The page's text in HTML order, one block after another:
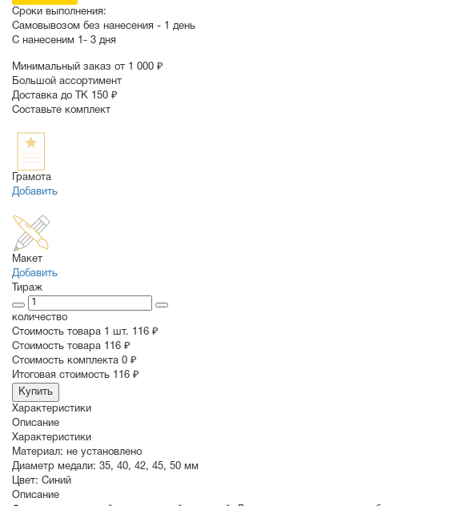
Сроки выполнения:
Самовывозом без нанесения - 1 день
С нанесеним 1- 3 дня
Минимальный заказ от 1 000 ₽
Большой ассортимент
Доставка до ТК 150 ₽
Составьте комплект
Грамота
Добавить
Макет
Добавить
Тираж
количество
Стоимость товара 1 шт. 116 ₽
Cтоимость товара 116 ₽
Стоимость комплекта 0 ₽
Итоговая стоимость 116 ₽
Купить
Характеристики
Описание
Характеристики
Материал: не установлено
Диаметр медали: 35, 40, 42, 45, 50 мм
Цвет: Синий
Описание